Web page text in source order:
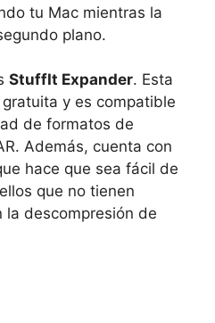
tu Mac mientras la
plano.
StuffIt Expander. Esta
y es compatible
de formatos de
Además, cuenta con
hace que sea fácil de
que no tienen
la descompresión de